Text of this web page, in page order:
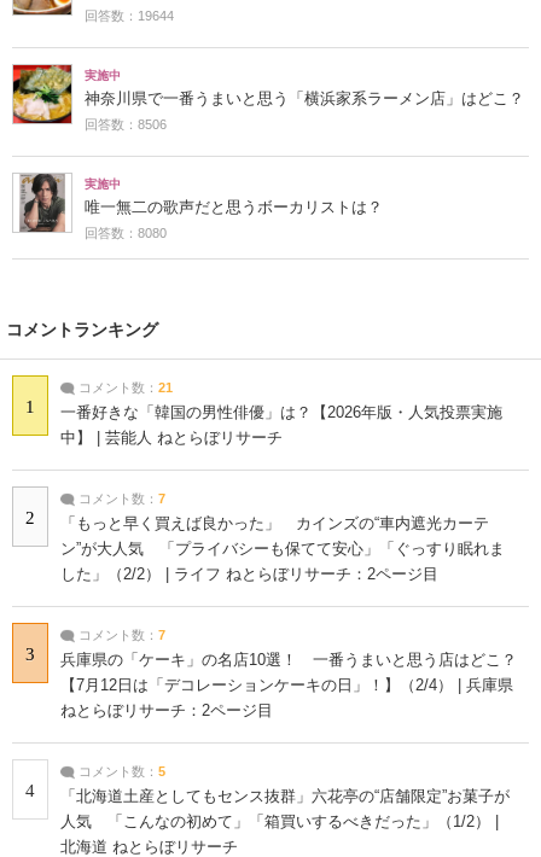
回答数：19644
実施中
神奈川県で一番うまいと思う「横浜家系ラーメン店」はどこ？
回答数：8506
実施中
唯一無二の歌声だと思うボーカリストは？
回答数：8080
コメントランキング
1
コメント数： 21
一番好きな「韓国の男性俳優」は？【2026年版・人気投票実施
中】 | 芸能人 ねとらぼリサーチ
2
コメント数： 7
「もっと早く買えば良かった」 カインズの“車内遮光カーテ
ン”が大人気 「プライバシーも保てて安心」「ぐっすり眠れま
した」（2/2） | ライフ ねとらぼリサーチ：2ページ目
3
コメント数： 7
兵庫県の「ケーキ」の名店10選！ 一番うまいと思う店はどこ？
【7月12日は「デコレーションケーキの日」！】（2/4） | 兵庫県
ねとらぼリサーチ：2ページ目
4
コメント数： 5
「北海道土産としてもセンス抜群」六花亭の“店舗限定”お菓子が
人気 「こんなの初めて」「箱買いするべきだった」（1/2） |
北海道 ねとらぼリサーチ